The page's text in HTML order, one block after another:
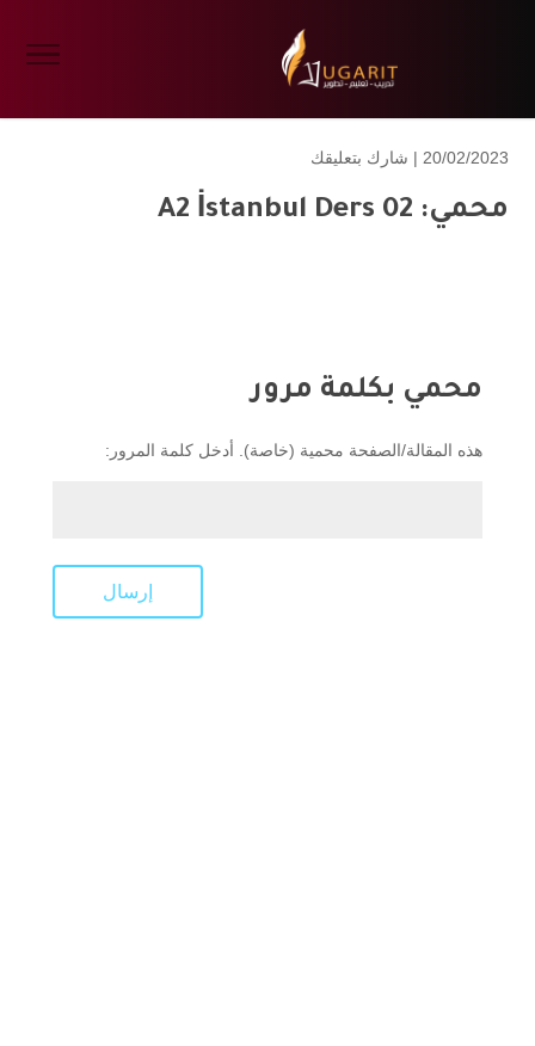
20/02/2023 | شارك بتعليقك
محمي: A2 İstanbul Ders 02
محمي بكلمة مرور
هذه المقالة/الصفحة محمية (خاصة). أدخل كلمة المرور:
إرسال